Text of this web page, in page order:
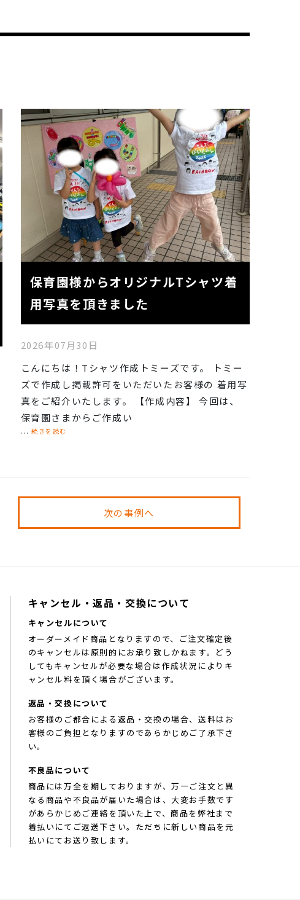
保育園様からオリジナルTシャツ着
用写真を頂きました
2026年07月30日
こんにちは！Tシャツ作成トミーズです。 トミー
ズで作成し掲載許可をいただいたお客様の 着用写
真をご紹介いたします。 【作成内容】 今回は、
保育園さまからご作成い
...続きを読む
次の事例へ
キャンセル・返品・交換について
キャンセルについて
オーダーメイド商品となりますので、ご注文確定後
のキャンセルは原則的にお承り致しかねます。どう
してもキャンセルが必要な場合は作成状況によりキ
ャンセル料を頂く場合がございます。
返品・交換について
お客様のご都合による返品・交換の場合、送料はお
客様のご負担となりますのであらかじめご了承下さ
い。
不良品について
商品には万全を期しておりますが、万一ご注文と異
なる商品や不良品が届いた場合は、大変お手数です
があらかじめご連絡を頂いた上で、商品を弊社まで
着払いにてご返送下さい。ただちに新しい商品を元
払いにてお送り致します。